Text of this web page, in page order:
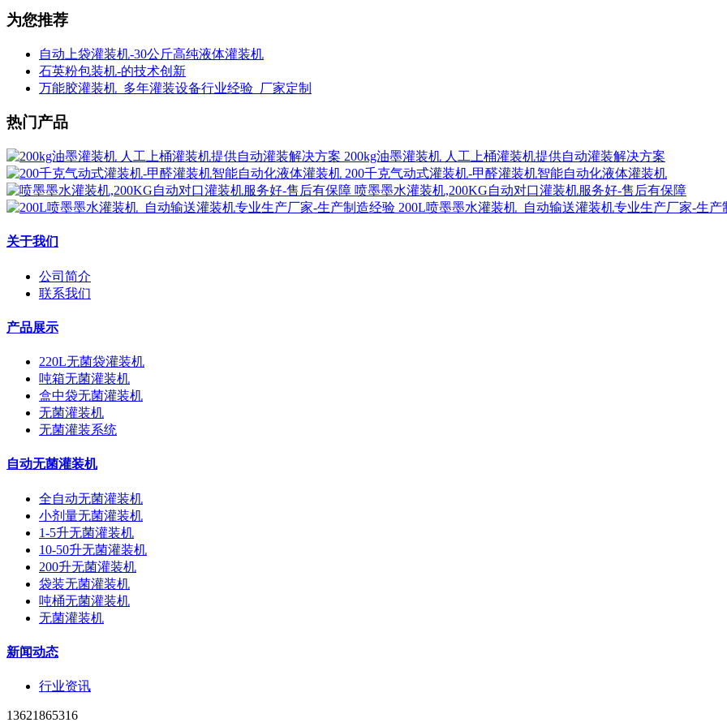
为您推荐
自动上袋灌装机-30公斤高纯液体灌装机
石英粉包装机-的技术创新
万能胶灌装机_多年灌装设备行业经验_厂家定制
热门产品
200kg油墨灌装机 人工上桶灌装机提供自动灌装解决方案
200千克气动式灌装机-甲醛灌装机智能自动化液体灌装机
喷墨墨水灌装机,200KG自动对口灌装机服务好-售后有保障
200L喷墨墨水灌装机_自动输送灌装机专业生产厂家-生产
关于我们
公司简介
联系我们
产品展示
220L无菌袋灌装机
吨箱无菌灌装机
盒中袋无菌灌装机
无菌灌装机
无菌灌装系统
自动无菌灌装机
全自动无菌灌装机
小剂量无菌灌装机
1-5升无菌灌装机
10-50升无菌灌装机
200升无菌灌装机
袋装无菌灌装机
吨桶无菌灌装机
无菌灌装机
新闻动态
行业资讯
13621865316